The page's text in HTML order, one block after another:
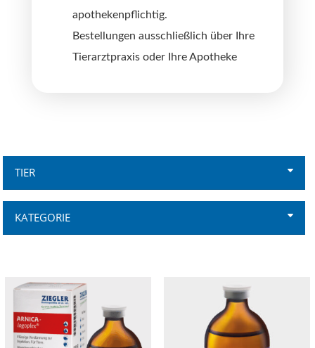
apothekenpflichtig.
Bestellungen ausschließlich über Ihre
Tierarztpraxis oder Ihre Apotheke
TIER
KATEGORIE